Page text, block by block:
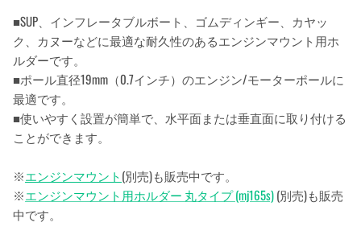
■SUP、インフレータブルボート、ゴムディンギー、カヤッ
ク、カヌーなどに最適な耐久性のあるエンジンマウント用ホ
ルダーです。
■ポール直径19mm（0.7インチ）のエンジン/モーターポールに
最適です。
■使いやすく設置が簡単で、水平面または垂直面に取り付ける
ことができます。
※エンジンマウント(別売)も販売中です。
※エンジンマウント用ホルダー 丸タイプ (mj165s)(別売)も販売
中です。